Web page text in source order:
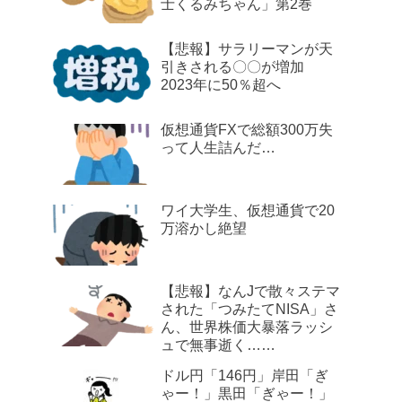
士くるみちゃん」第2巻
【悲報】サラリーマンが天
引きされる〇〇が増加
2023年に50％超へ
仮想通貨FXで総額300万失
って人生詰んだ…
ワイ大学生、仮想通貨で20
万溶かし絶望
【悲報】なんJで散々ステマ
された「つみたてNISA」さ
ん、世界株価大暴落ラッシ
ュで無事逝く……
ドル円「146円」岸田「ぎ
ゃー！」黒田「ぎゃー！」